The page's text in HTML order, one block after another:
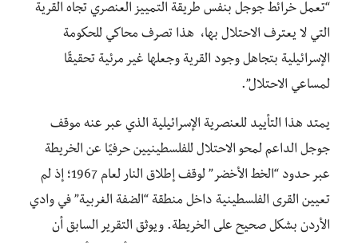
“تعمل خرائط جوجل بنفس طريقة التمييز العنصري تجاه القرية
التي لا يعترف الاحتلال بها، هذا تصرف محاكي للحكومة
الإسرائيلية بتجاهل وجود القرية وجعلها غير مرئية تحقيقًا
لمساعي الاحتلال”.
يمتد هذا التأييد للعنصرية الإسرائيلية الذي عبر عنه موقف
جوجل الداعم لمحو الاحتلال للفلسطينيين حرفيًا عن الخريطة
عبر حدود “الخط الأخضر” لوقف إطلاق النار لعام 1967؛ إذ لم
تعيين القرى الفلسطينية داخل منطقة “الضفة الغربية” في وادي
الأردن بشكل صحيح على الخريطة. ويوثق التقرير السابق أن